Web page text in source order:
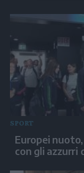
SPORT
Europei
con gli azzurri